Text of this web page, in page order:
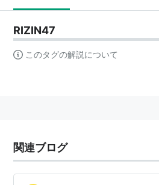
RIZIN47
このタグの解説について
関連ブログ